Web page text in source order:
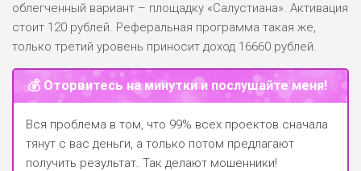
облегченный вариант – площадку «Салустиана». Активация
стоит 120 рублей. Реферальная программа такая же,
только третий уровень приносит доход 16660 рублей.
💰 Оторвитесь на минутки и послушайте меня!
Вся проблема в том, что 99% всех проектов сначала
тянут с вас деньги, а только потом предлагают
получить результат. Так делают мошенники!